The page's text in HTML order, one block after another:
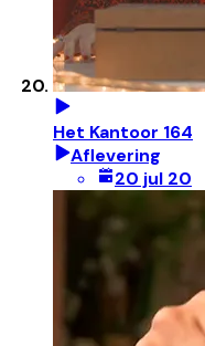
Het Kantoor 164
Aflevering
20 jul 20